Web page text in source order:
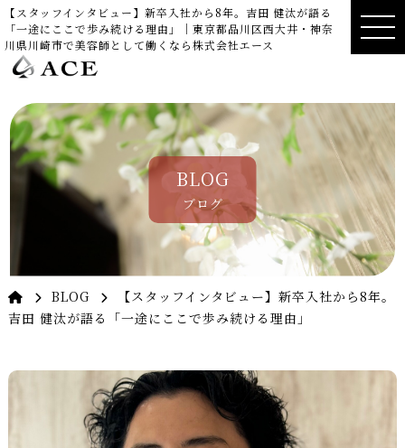
【スタッフインタビュー】新卒入社から8年。吉田 健汰が語る
「一途にここで歩み続ける理由」｜東京都品川区西大井・神奈
川県川崎市で美容師として働くなら株式会社エース
BLOG
ブログ
BLOG
【スタッフインタビュー】新卒入社から8年。
吉田 健汰が語る「一途にここで歩み続ける理由」